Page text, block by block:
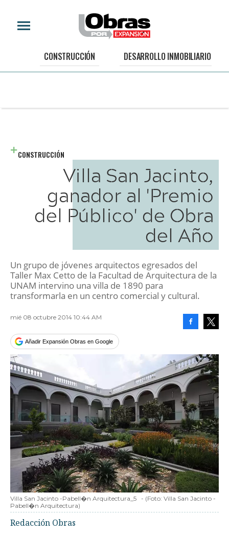
CONSTRUCCIÓN DESARROLLO INMOBILIARIO
CONSTRUCCIÓN
Villa San Jacinto,
ganador al 'Premio
del Público' de Obra
del Año
Un grupo de jóvenes arquitectos egresados del
Taller Max Cetto de la Facultad de Arquitectura de la
UNAM intervino una villa de 1890 para
transformarla en un centro comercial y cultural.
mié 08 octubre 2014 10:44 AM
Añadir Expansión Obras en Google
Villa San Jacinto -Pabell�n Arquitectura_5 - (Foto: Villa San Jacinto -
Pabell�n Arquitectura)
Redacción Obras